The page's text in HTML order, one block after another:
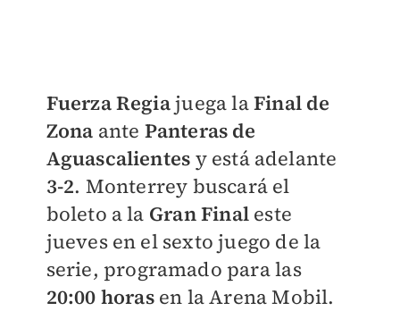
Fuerza Regiajuega laFinal de
Zona ante Panteras de
Aguascalientes y está adelante
3-2. Monterrey buscará el
boleto a la Gran Finaleste
jueves en el sexto juego de la
serie, programado para las
20:00 horasen la Arena Mobil.